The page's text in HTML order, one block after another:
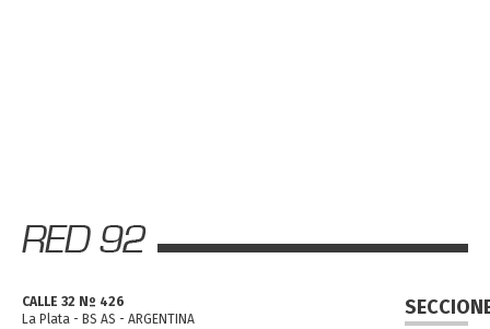
CALLE 32 Nº 426
La Plata - BS AS - ARGENTINA